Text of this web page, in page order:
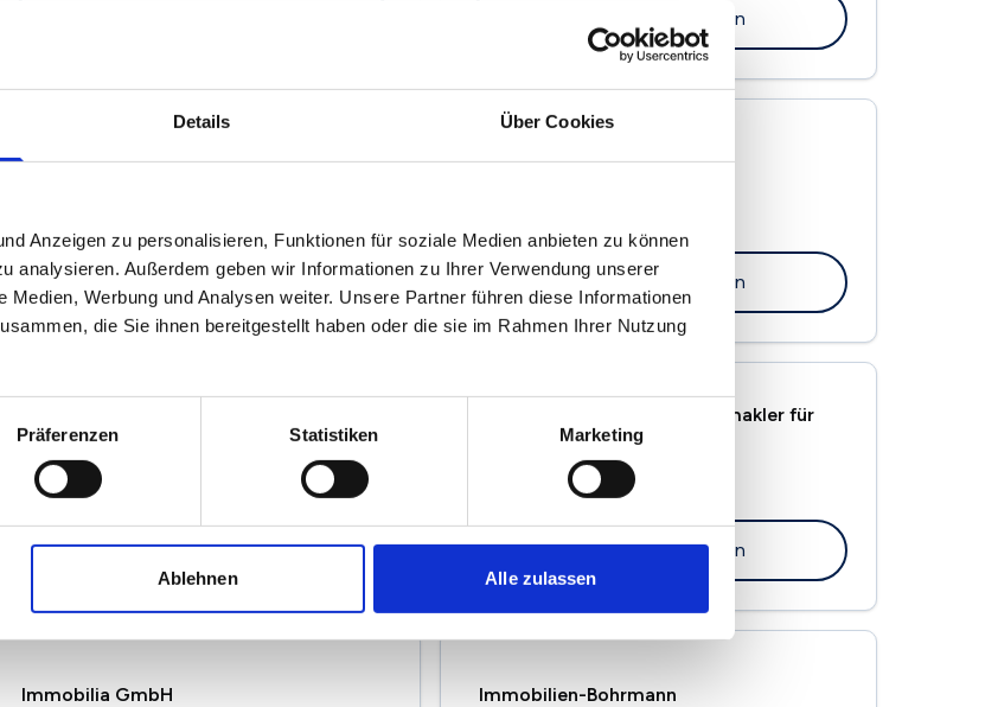
Details Über Cookies
Anzeigen zu personalisieren, Funktionen für soziale Medien anbieten zu können
analysieren. Außerdem geben wir Informationen zu Ihrer Verwendung unserer
Medien, Werbung und Analysen weiter. Unsere Partner führen diese Informationen
die Sie ihnen bereitgestellt haben oder die sie im Rahmen Ihrer Nutzung
Präferenzen Statistiken Marketing
Ablehnen Alle zulassen
Maklerprofil ansehen
Jung Immobilien
Maklerprofil ansehen
Bäuml Immobilien GmbH
Maklerprofil ansehen
Centrum
Neunkircher Str. 1
66299 Friedrichsthal
Maklerprofil ansehen
Martin Winkler - Immobilienmakler für
Blieskastel & Umgebung
Ziegelhütter Weg 7
66440 Blieskastel
Maklerprofil ansehen
Immobilia GmbH
Immobilien-Bohrmann